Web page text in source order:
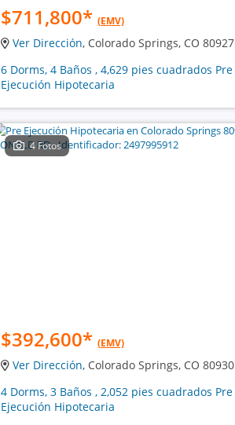
$711,800* (EMV)
Ver Dirección, Colorado Springs, CO 80927
6 Dorms, 4 Baños , 4,629 pies cuadrados Pre
Ejecución Hipotecaria
4 Fotos
$392,600* (EMV)
Ver Dirección, Colorado Springs, CO 80930
4 Dorms, 3 Baños , 2,052 pies cuadrados Pre
Ejecución Hipotecaria